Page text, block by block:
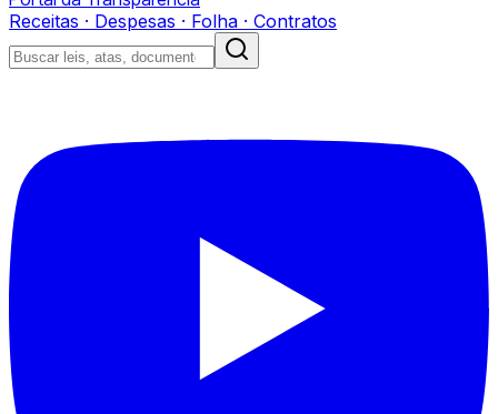
Receitas · Despesas · Folha · Contratos